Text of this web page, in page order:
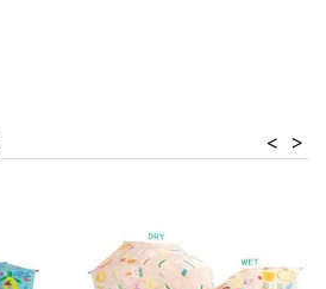
>
<